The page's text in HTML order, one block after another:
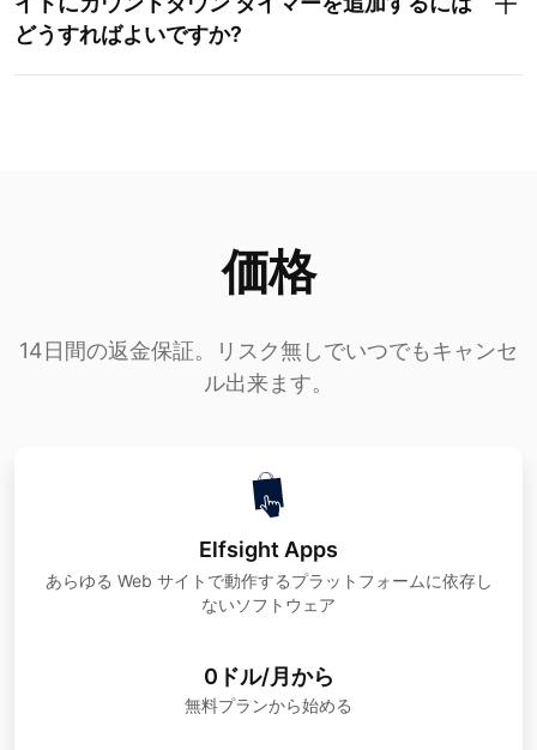
どうすればよいですか?
価格
14日間の返金保証。リスク無しでいつでもキャンセ
ル出来ます。
Elfsight Apps
あらゆる Web サイトで動作するプラットフォームに依存し
ないソフトウェア
0ドル/月から
無料プランから始める